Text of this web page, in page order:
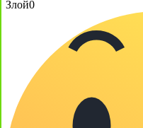
Злой0